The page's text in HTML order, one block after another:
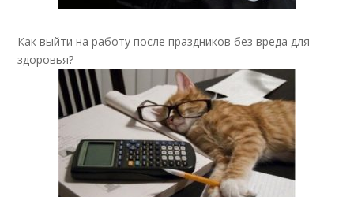
Как выйти на работу после праздников без вреда для
здоровья?